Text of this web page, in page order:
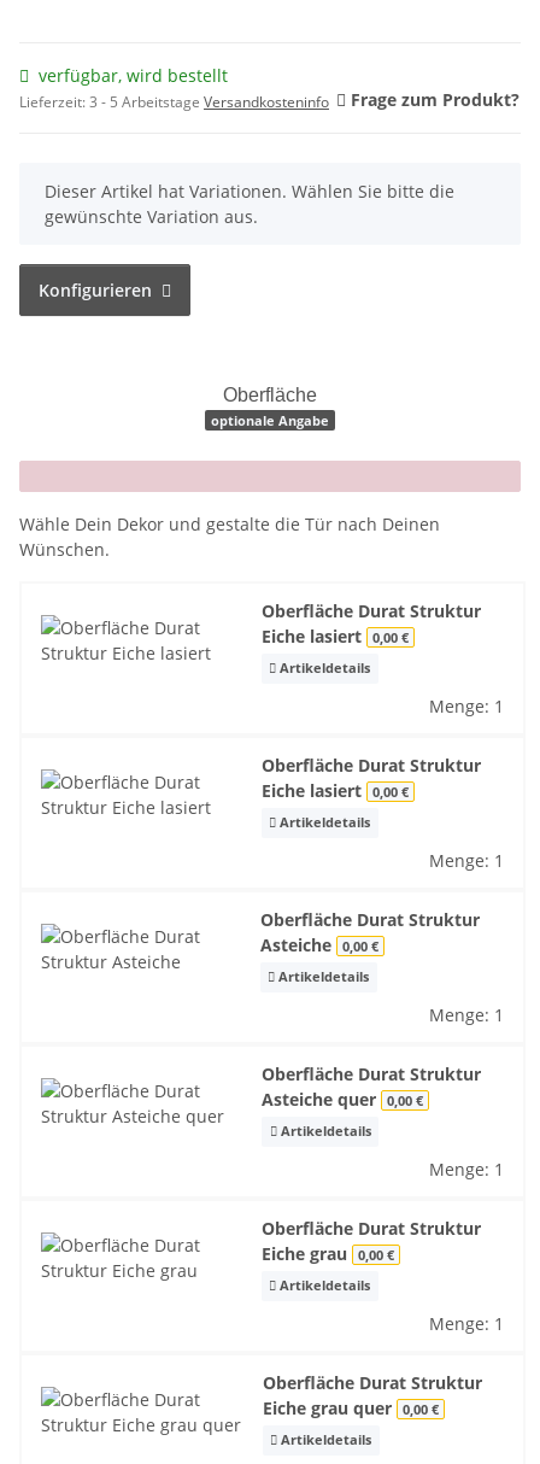
verfügbar, wird bestellt
Lieferzeit:3 - 5 Arbeitstage Versandkosteninfo Frage zum Produkt?
x
Dieser Artikel hat Variationen. Wählen Sie bitte die
gewünschte Variation aus.
Konfigurieren
Oberfläche
optionale Angabe
x
Wähle Dein Dekor und gestalte die Tür nach Deinen
Wünschen.
Oberfläche Durat Struktur
Eiche lasiert
0,00 €
Artikeldetails
Menge: 1
Oberfläche Durat Struktur
Eiche lasiert
0,00 €
Artikeldetails
Menge: 1
Oberfläche Durat Struktur
Asteiche
0,00 €
Artikeldetails
Menge: 1
Oberfläche Durat Struktur
Asteiche quer
0,00 €
Artikeldetails
Menge: 1
Oberfläche Durat Struktur
Eiche grau
0,00 €
Artikeldetails
Menge: 1
Oberfläche Durat Struktur
Eiche grau quer
0,00 €
Artikeldetails